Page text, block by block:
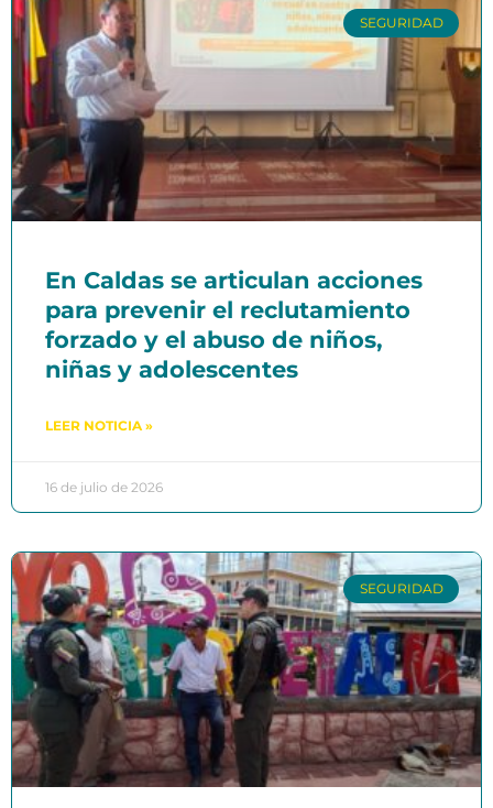
SEGURIDAD
En Caldas se articulan acciones
para prevenir el reclutamiento
forzado y el abuso de niños,
niñas y adolescentes
LEER NOTICIA »
16 de julio de 2026
SEGURIDAD